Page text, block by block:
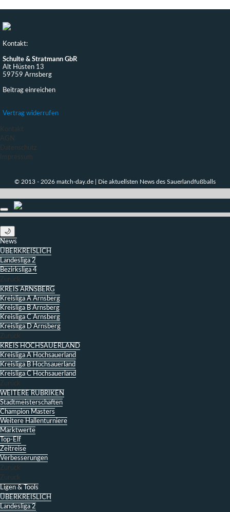
Kontakt:
Schulte & Stratmann GbR
Alt Hüsten 13
59759 Arnsberg
Beitrag einreichen
Vertrag widerrufen
Kontakt
AGN
Datenschutz
Impressum
© 2013 - 2026 match-day.de | Die aktuellsten News des Sauerlandfußballs
🌙
News
ÜBERKREISLICH
Landesliga 2
Bezirksliga 4
Zurück
KREIS ARNSBERG
Kreisliga A Arnsberg
Kreisliga B Arnsberg
Kreisliga C Arnsberg
Kreisliga D Arnsberg
Zurück
KREIS HOCHSAUERLAND
Kreisliga A Hochsauerland
Kreisliga B Hochsauerland
Kreisliga C Hochsauerland
Zurück
WEITERE RUBRIKEN
Stadtmeisterschaften
Champion Masters
Weitere Hallenturniere
Marktwerte
Top-Elf
Zeitreise
Verbesserungen
Zurück
Zurück
Ligen & Tools
ÜBERKREISLICH
Landesliga 2